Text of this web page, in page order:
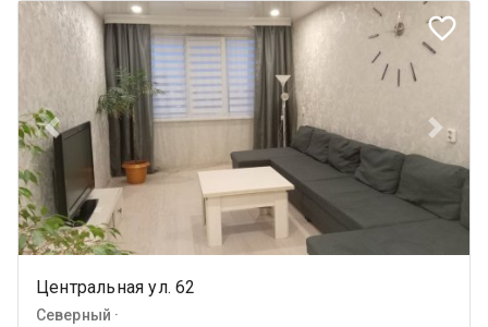
favorite_border
Previous Next
Центральная ул. 62
Северный ·